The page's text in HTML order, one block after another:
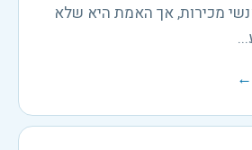
מכירות, אך האמת היא שלא
←